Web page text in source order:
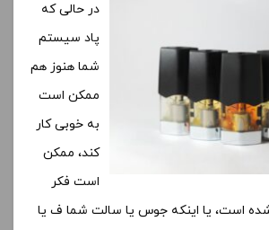
در حالی که
پاد سیستم
شما هنوز هم
ممکن است
به خوبی کار
کند، ممکن
است فکر
است، یا اینکه جوس یا سالت شما ف یا